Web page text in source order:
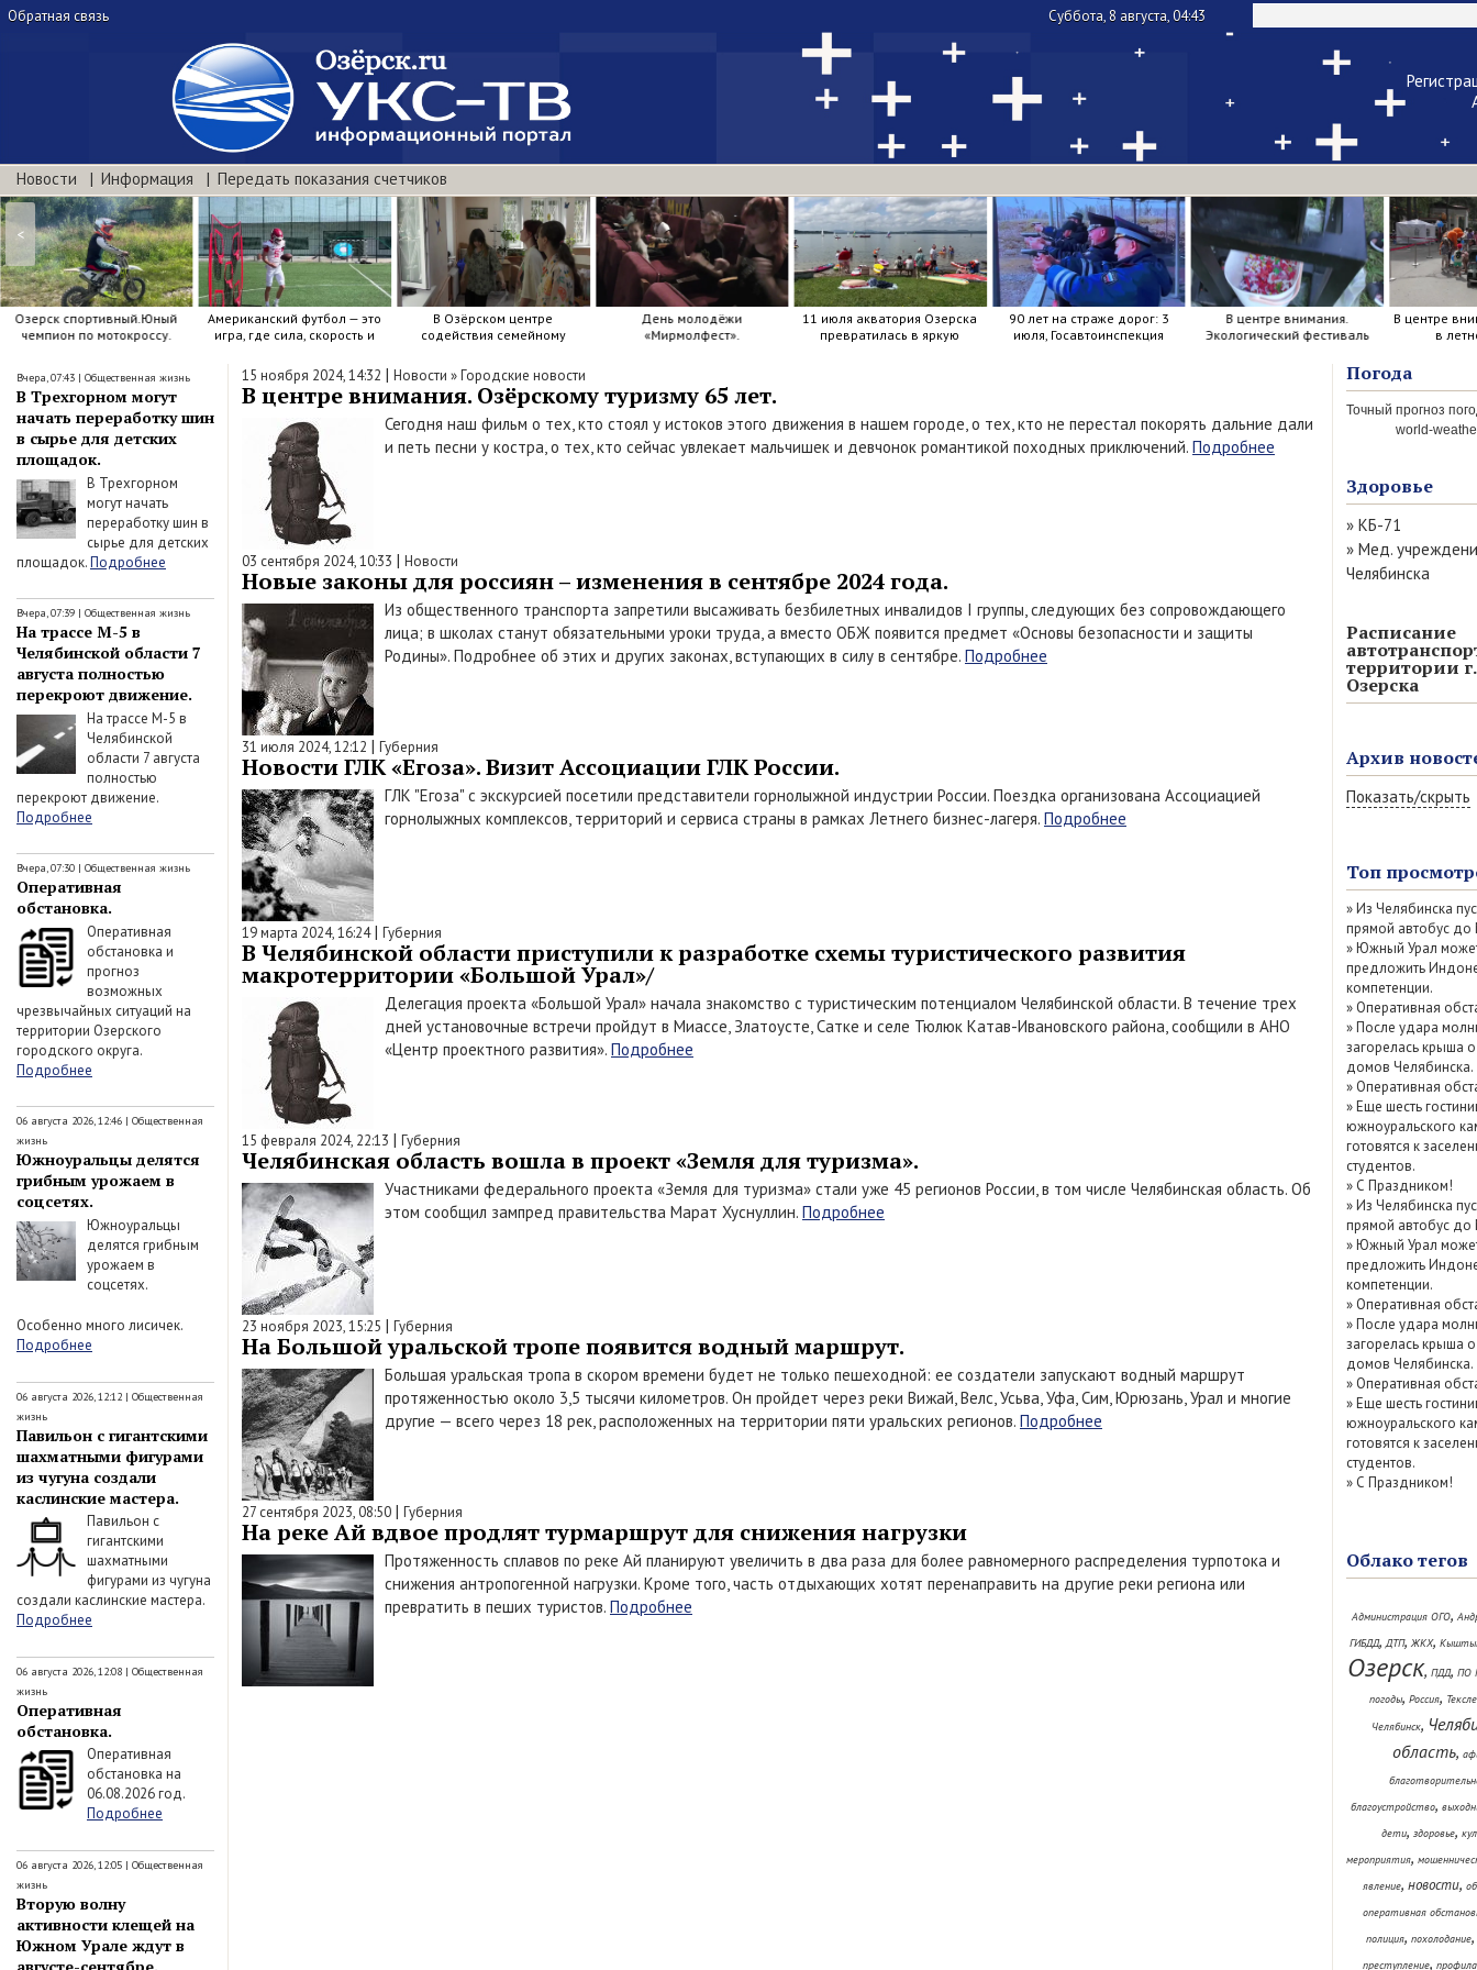
Обратная связь Суббота, 8 августа, 04:43
Чужой
Напомнить
Новости Информация Передать показания счетчиков
Озерск спортивный.Юный
чемпион по мотокроссу.
Американский футбол — это
игра, где сила, скорость и
В Озёрском центре
содействия семейному
День молодёжи
«Мирмолфест».
11 июля акватория Озерска
превратилась в яркую
90 лет на страже дорог: 3
июля, Госавтоинспекция
В центре внимания.
Экологический фестиваль
В центре
в
<
Вчера, 07:43 | Общественная жизнь
В Трехгорном могут
начать переработку шин
в сырье для детских
площадок.
В Трехгорном
могут начать
переработку шин в
сырье для детских
площадок.Подробнее
Вчера, 07:39 | Общественная жизнь
На трассе М-5 в
Челябинской области 7
августа полностью
перекроют движение.
На трассе М-5 в
Челябинской
области 7 августа
полностью
перекроют движение.
Подробнее
Вчера, 07:30 | Общественная жизнь
Оперативная
обстановка.
Оперативная
обстановка и
прогноз
возможных
чрезвычайных ситуаций на
территории Озерского
городского округа.
Подробнее
06 августа 2026, 12:46 | Общественная
жизнь
Южноуральцы делятся
грибным урожаем в
соцсетях.
Южноуральцы
делятся грибным
урожаем в
соцсетях.
Особенно много лисичек.
Подробнее
06 августа 2026, 12:12 | Общественная
жизнь
Павильон с гигантскими
шахматными фигурами
из чугуна создали
каслинские мастера.
Павильон с
гигантскими
шахматными
фигурами из чугуна
создали каслинские мастера.
Подробнее
06 августа 2026, 12:08 | Общественная
жизнь
Оперативная
обстановка.
Оперативная
обстановка на
06.08.2026 год.
Подробнее
06 августа 2026, 12:05 | Общественная
жизнь
Вторую волну
активности клещей на
Южном Урале ждут в
августе-сентябре.
15 ноября 2024, 14:32 | Новости »Городские новости
В центре внимания. Озёрскому туризму 65 лет.
Сегодня наш фильм о тех, кто стоял у истоков этого движения в нашем городе, о тех, кто не перестал покорять дальние дали
и петь песни у костра, о тех, кто сейчас увлекает мальчишек и девчонок романтикой походных приключений. Подробнее
03 сентября 2024, 10:33 | Новости
Новые законы для россиян – изменения в сентябре 2024 года.
Из общественного транспорта запретили высаживать безбилетных инвалидов I группы, следующих без сопровождающего
лица; в школах станут обязательными уроки труда, а вместо ОБЖ появится предмет «Основы безопасности и защиты
Родины». Подробнее об этих и других законах, вступающих в силу в сентябре. Подробнее
31 июля 2024, 12:12 | Губерния
Новости ГЛК «Егоза». Визит Ассоциации ГЛК России.
ГЛК "Егоза" с экскурсией посетили представители горнолыжной индустрии России. Поездка организована Ассоциацией
горнолыжных комплексов, территорий и сервиса страны в рамках Летнего бизнес-лагеря. Подробнее
19 марта 2024, 16:24| Губерния
В Челябинской области приступили к разработке схемы туристического развития
макротерритории «Большой Урал»/
Делегация проекта «Большой Урал» начала знакомство с туристическим потенциалом Челябинской области. В течение трех
дней установочные встречи пройдут в Миассе, Златоусте, Сатке и селе Тюлюк Катав-Ивановского района, сообщили в АНО
«Центр проектного развития». Подробнее
15 февраля 2024, 22:13 | Губерния
Челябинская область вошла в проект «Земля для туризма».
Участниками федерального проекта «Земля для туризма» стали уже 45 регионов России, в том числе Челябинская область. Об
этом сообщил зампред правительства Марат Хуснуллин. Подробнее
23 ноября 2023, 15:25 | Губерния
На Большой уральской тропе появится водный маршрут.
Большая уральская тропа в скором времени будет не только пешеходной: ее создатели запускают водный маршрут
протяженностью около 3,5 тысячи километров. Он пройдет через реки Вижай, Велс, Усьва, Уфа, Сим, Юрюзань, Урал и многие
другие — всего через 18 рек, расположенных на территории пяти уральских регионов. Подробнее
27 сентября 2023, 08:50 | Губерния
На реке Ай вдвое продлят турмаршрут для снижения нагрузки
Протяженность сплавов по реке Ай планируют увеличить в два раза для более равномерного распределения турпотока и
снижения антропогенной нагрузки. Кроме того, часть отдыхающих хотят перенаправить на другие реки региона или
превратить в пеших туристов. Подробнее
Погода
world-
Здоровье
» КБ-71
» Мед.
Челябинска
Расписание
территории г.
Озерска
Архив
Показать/скрыть
Июль 2026 (77)
Июнь 2026 (52)
Май 2026 (69)
Апрель 2026
Март 2026 (79)
Показать /
архив
Топ
»Из Челябинска
прямой автобус
»Южный Урал
предложить
компетенции.
» Оперативная
»После удара
загорелась крыша
домов Челябинска.
» Оперативная
»Еще шесть
южноуральского
готовятся к
студентов.
» С Праздником!
»Из Челябинска
прямой автобус
»Южный Урал
предложить
компетенции.
» Оперативная
»После удара
загорелась крыша
домов Челябинска.
» Оперативная
»Еще шесть
южноуральского
готовятся к
студентов.
» С Праздником!
Облако тегов
Администрация ОГО,
ГИБДД,ДТП, ЖКХ,
Озерск, ПДД, ПО
погоды, Россия,
Челябинск,
область,
благоустройство,
дети, здоровье,
мероприятия,
явление, новости,
оперативная
полиция, похолодание,
преступление,